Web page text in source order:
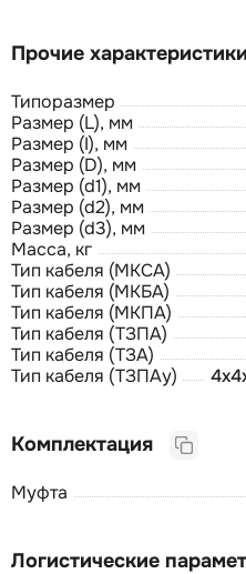
Прочие
Типоразмер
Размер (L), мм
Размер (I), мм
Размер (D), мм
Размер (d1), мм
Размер (d2), мм
Размер (d3), мм
Масса, кг
Тип кабеля (МКСА)
Тип кабеля (МКБА)
Тип кабеля (МКПА)
Тип кабеля (ТЗПА)
Тип кабеля (ТЗА)
Тип кабеля (ТЗПАу)
Комплектация
Муфта
Логистические